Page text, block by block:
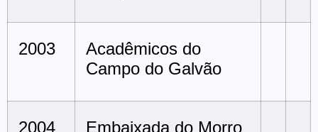
2003
Acadêmicos do
Campo do Galvão
2004 Embaixada do Morro